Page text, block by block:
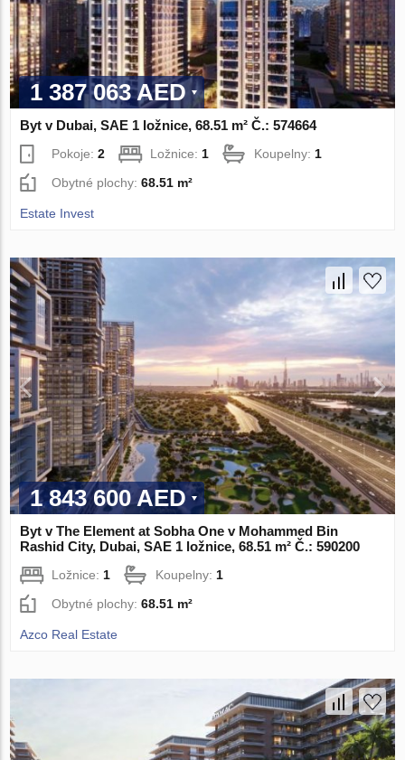
1 387 063 AED
Byt v Dubai, SAE 1 ložnice, 68.51 m² Č.: 574664
Pokoje:2 Ložnice: 1 Koupelny: 1
Obytné plochy:68.51 m²
Estate Invest
1 843 600 AED
Byt v The Element at Sobha One v Mohammed Bin
Rashid City, Dubai, SAE 1 ložnice, 68.51 m² Č.: 590200
Ložnice: 1 Koupelny: 1
Obytné plochy:68.51 m²
Azco Real Estate